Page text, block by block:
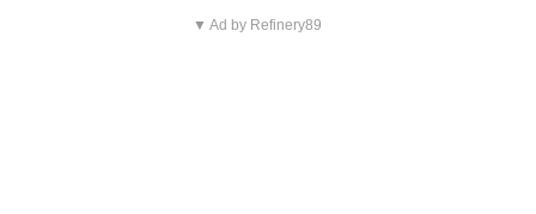
▼ Ad by Refinery89